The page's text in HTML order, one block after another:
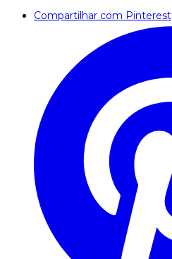
Compartilhar com Pinterest